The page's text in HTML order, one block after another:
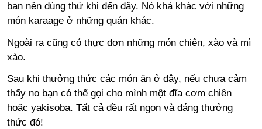
bạn nên dùng thử khi đến đây. Nó khá khác với những
món karaage ở những quán khác.
Ngoài ra cũng có thực đơn những món chiên, xào và mì
xào.
Sau khi thưởng thức các món ăn ở đây, nếu chưa cảm
thấy no bạn có thể gọi cho mình một đĩa cơm chiên
hoặc yakisoba. Tất cả đều rất ngon và đáng thưởng
thức đó!